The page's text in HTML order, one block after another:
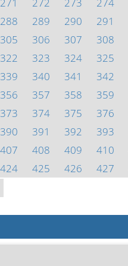
288 289 290 291
305 306 307 308
322 323 324 325
339 340 341 342
356 357 358 359
373 374 375 376
390 391 392 393
407 408 409 410
424 425 426 427